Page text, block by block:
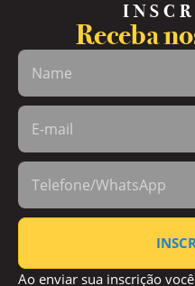
Receba
Ao enviar sua inscrição